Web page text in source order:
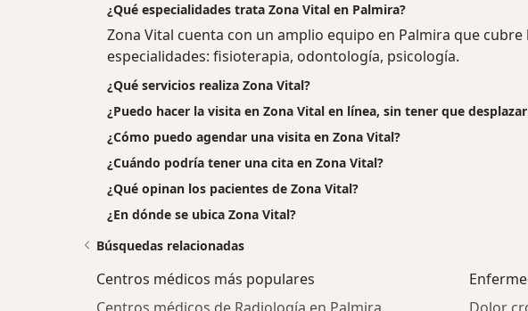
¿Qué especialidades trata Zona Vital en Palmira?
Zona Vital cuenta con un amplio equipo en Palmira que cubre
especialidades: fisioterapia, odontología, psicología.
¿Qué servicios realiza Zona Vital?
¿Puedo hacer la visita en Zona Vital en línea, sin tener que
¿Cómo puedo agendar una visita en Zona Vital?
¿Cuándo podría tener una cita en Zona Vital?
¿Qué opinan los pacientes de Zona Vital?
¿En dónde se ubica Zona Vital?
Búsquedas relacionadas
Centros médicos más populares